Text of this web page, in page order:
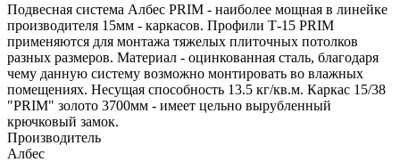
Подвесная система Албес PRIM - наиболее мощная в линейке
производителя 15мм - каркасов. Профили Т-15 PRIM
применяются для монтажа тяжелых плиточных потолков
разных размеров. Материал - оцинкованная сталь, благодаря
чему данную систему возможно монтировать во влажных
помещениях. Несущая способность 13.5 кг/кв.м. Каркас 15/38
"PRIM" золото 3700мм - имеет цельно вырубленный
крючковый замок.
Производитель
Албес